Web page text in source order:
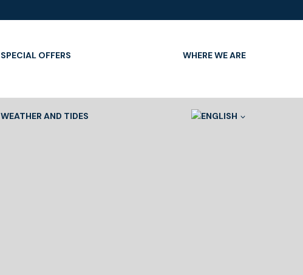
SPECIAL OFFERS WHERE WE ARE
WEATHER AND TIDES